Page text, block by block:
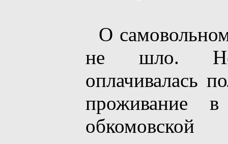
О
не шло.
оплачивалась
проживание